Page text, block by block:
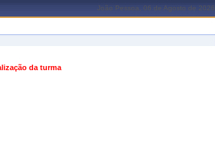
João Pessoa, 06 de Agosto de 2026
da turma